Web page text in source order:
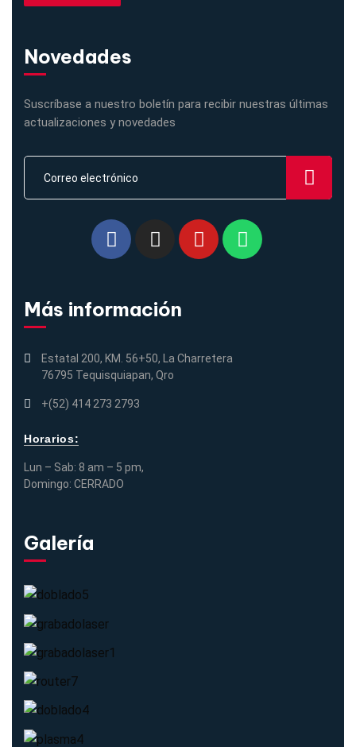
Novedades
Suscríbase a nuestro boletín para recibir nuestras últimas
actualizaciones y novedades
Más información
Estatal 200, KM. 56+50, La Charretera
76795 Tequisquiapan, Qro
+(52) 414 273 2793
Horarios:
Lun – Sab: 8 am – 5 pm,
Domingo: CERRADO
Galería